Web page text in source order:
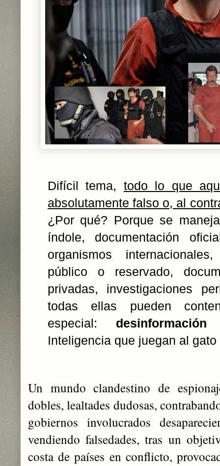
Difícil tema, todo lo que
absolutamente falso o, al
¿Por qué? Porque se
índole, documentación
organismos
público o reservado,
privadas, investigaciones
todas ellas pueden
especial: desinformación
Inteligencia que juegan al
Un mundo clandestino de
dobles, lealtades dudosas,
gobiernos involucrados
vendiendo falsedades, tras un
costa de países en conflicto,